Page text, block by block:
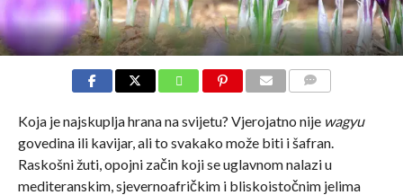
Koja je najskuplja hrana na svijetu? Vjerojatno nije wagyu
govedina ili kavijar, ali to svakako može biti i šafran.
Raskošni žuti, opojni začin koji se uglavnom nalazi u
mediteranskim, sjevernoafričkim i bliskoistočnim jelima